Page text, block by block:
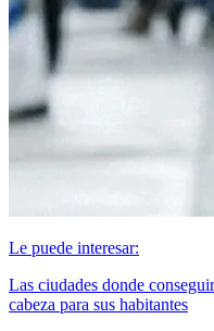
Le puede interesar:
Las ciudades donde
cabeza para sus habitantes